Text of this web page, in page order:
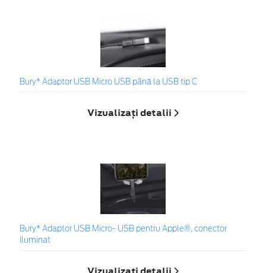
Bury* Adaptor USB Micro USB până la USB tip C
Vizualizați detalii
Bury* Adaptor USB Micro- USB pentru Apple®, conector
iluminat